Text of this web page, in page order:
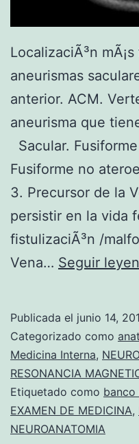
LocalizaciÃ³n
aneurismas
anterior. ACM.
aneurisma que
Sacular.
Fusiforme no
3. Precursor de la
persistir en la vida
fistulizaciÃ³n /
Vena… Seguir
Publicada el junio 14,
Categorizado como
Medicina Interna,
RESONANCIA
Etiquetado como banco
EXAMEN DE MEDICINA,
NEUROANATOMIA